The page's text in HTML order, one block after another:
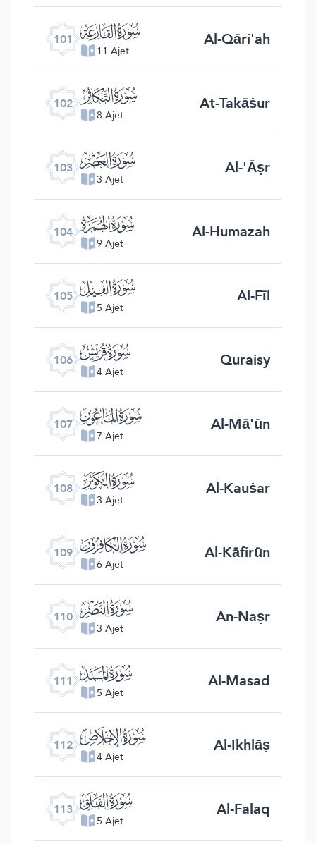
101 ﰒ
11 Ajet Al-Qāri'ah
102 ﰓ
8 Ajet At-Takāṡur
103 ﰔ
3 Ajet Al-'Āṣr
104 ﰕ
9 Ajet Al-Humazah
105 ﰖ
5 Ajet Al-Fīl
106 ﰗ
4 Ajet Quraisy
107 ﰘ
7 Ajet Al-Mā'ūn
108 ﰙ
3 Ajet Al-Kauṡar
109 ﰚ
6 Ajet Al-Kāfirūn
110 ﰛ
3 Ajet An-Naṣr
111 ﰜ
5 Ajet Al-Masad
112 ﰝ
4 Ajet Al-Ikhlāṣ
113 ﰞ
5 Ajet Al-Falaq